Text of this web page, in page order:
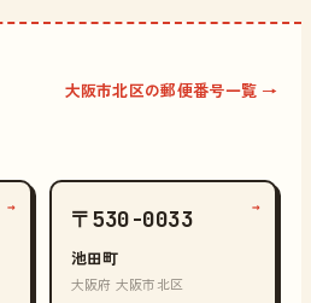
大阪市北区の郵便番号一覧 →
→ 〒530-0033
池田町
大阪府 大阪市北区
→